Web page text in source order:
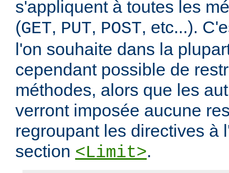
s'appliquent à toutes les
(GET, PUT, POST, etc...).
l'on souhaite dans la
cependant possible de
méthodes, alors que les
verront imposée aucune
regroupant les directives à
section <Limit>.